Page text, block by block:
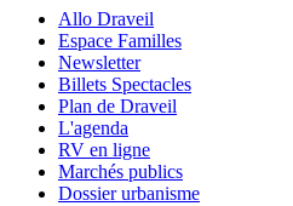
Allo Draveil
Espace Familles
Newsletter
Billets Spectacles
Plan de Draveil
L'agenda
RV en ligne
Marchés publics
Dossier urbanisme